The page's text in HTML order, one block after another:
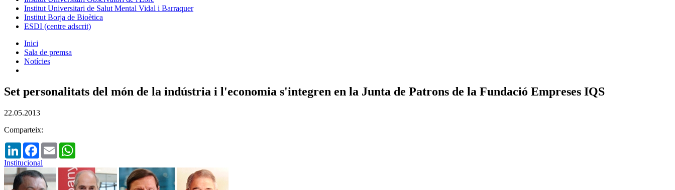
Institut Universitari de Salut Mental Vidal i Barraquer
Institut Borja de Bioètica
ESDI (centre adscrit)
Inici
Sala de premsa
Notícies
Set personalitats del món de la indústria i l'economia s'integren en la Junta de Patrons de la Fundació Empreses IQS
22.05.2013
Comparteix:
LinkedInFacebook
Email
Institucional